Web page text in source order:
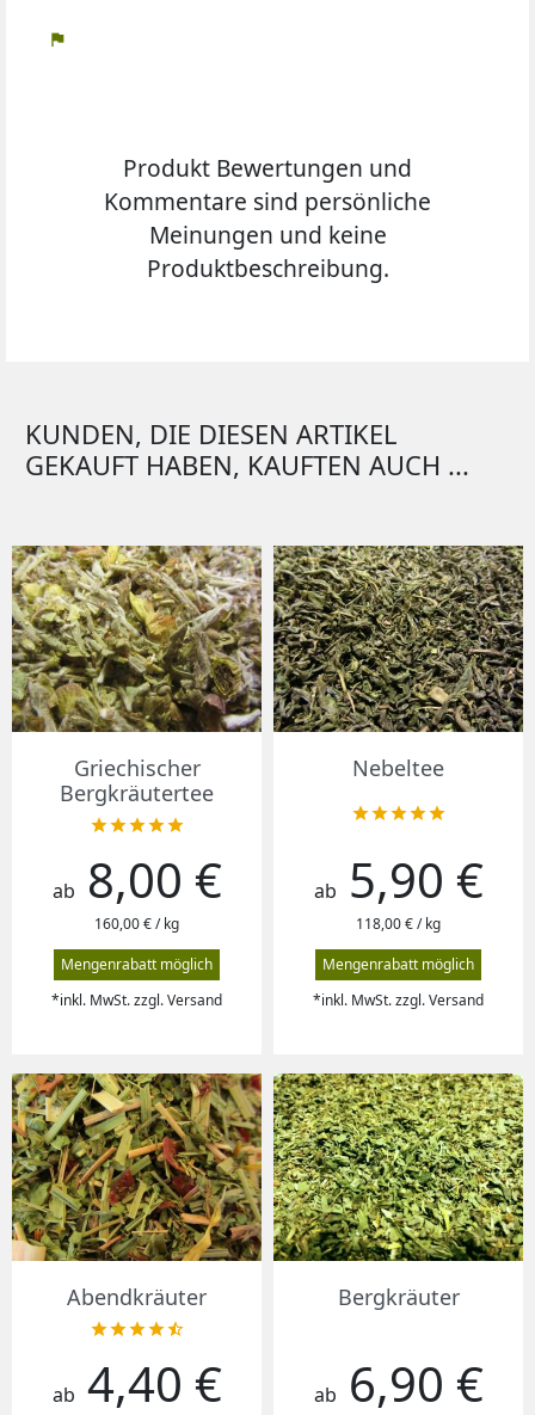
flag
Produkt Bewertungen und
Kommentare sind persönliche
Meinungen und keine
Produktbeschreibung.
KUNDEN, DIE DIESEN ARTIKEL
GEKAUFT HABEN, KAUFTEN AUCH ...
Griechischer
Bergkräutertee

Preis
ab 8,00 €
160,00 € / kg
Mengenrabatt möglich
*inkl. MwSt. zzgl. Versand
Nebeltee

Preis
ab 5,90 €
118,00 € / kg
Mengenrabatt möglich
*inkl. MwSt. zzgl. Versand
Abendkräuter

Preis
ab 4,40 €
Bergkräuter
Preis
ab 6,90 €